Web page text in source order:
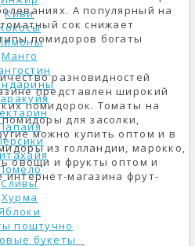
Киви
Манго
Сливы
Хурма
поштучно
букеты
А популярный на
сок снижает
помидоров богаты
разновидностей
представлен широкий
помидорок. Томаты на
для засолки,
можно купить оптом и в
из голландии, марокко,
овощи и фрукты оптом и
магазина фрут-